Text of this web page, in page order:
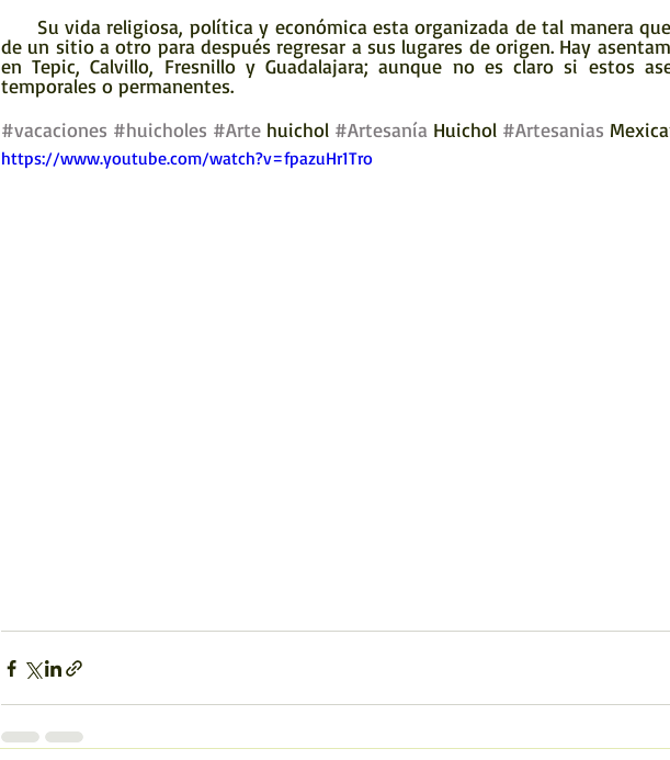
de un sitio a otro para después regresar a sus lugares de origen. Hay
en Tepic, Calvillo, Fresnillo y Guadalajara; aunque no es claro si estos
temporales o permanentes.
#vacaciones #huicholes #Arte huichol #Artesanía Huichol #Artesanias
https://www.youtube.com/watch?v=fpazuHr1Tro